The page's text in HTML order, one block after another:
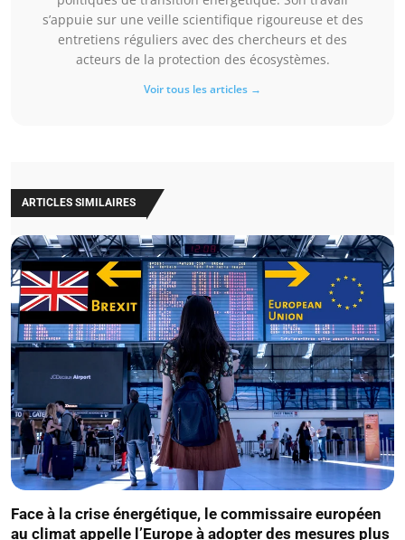
s’appuie sur une veille scientifique rigoureuse et des
entretiens réguliers avec des chercheurs et des
acteurs de la protection des écosystèmes.
Voir tous les articles →
ARTICLES SIMILAIRES
Face à la crise énergétique, le commissaire européen
au climat appelle l’Europe à adopter des mesures plus